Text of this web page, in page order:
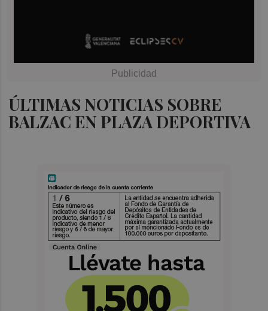
ÚLTIMAS NOTICIAS SOBRE
BALZAC EN PLAZA DEPORTIVA